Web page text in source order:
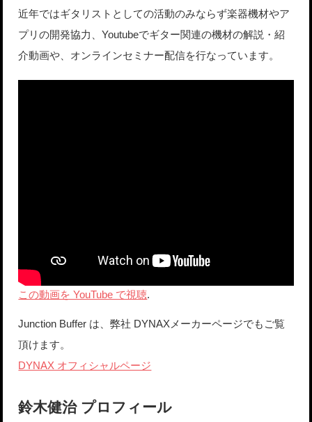
近年ではギタリストとしての活動のみならず楽器機材やア
プリの開発協力、Youtubeでギター関連の機材の解説・紹
介動画や、オンラインセミナー配信を行なっています。
この動画を YouTube で視聴.
Junction Buffer は、弊社 DYNAXメーカーページでもご覧
頂けます。
DYNAX オフィシャルページ
鈴木健治 プロフィール